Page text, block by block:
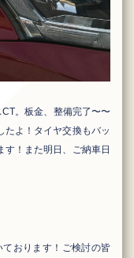
。板金、整備完了〜〜
よ！タイヤ交換もバッ
す！また明日、ご納車日
おります！ご検討の皆